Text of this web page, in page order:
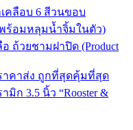
คลือบ 6 สีวนขอบ
ร้อมหลุมน้ำจิ้มในตัว)
ถ้วยชามฝาปิด (Product
าคาส่ง ถูกที่สุดคุ้มที่สุด
ก 3.5 นิ้ว “Rooster &